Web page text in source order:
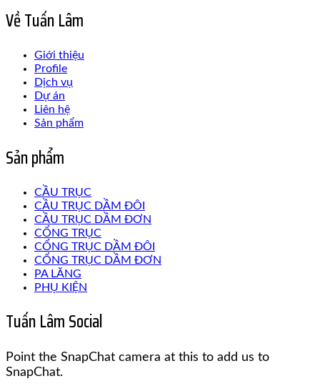
Về Tuấn Lâm
Giới thiệu
Profile
Dịch vụ
Dự án
Liên hệ
Sản phẩm
Sản phẩm
CẦU TRỤC
CẦU TRỤC DẦM ĐÔI
CẦU TRỤC DẦM ĐƠN
CỔNG TRỤC
CỔNG TRỤC DẦM ĐÔI
CỔNG TRỤC DẦM ĐƠN
PA LĂNG
PHỤ KIỆN
Tuấn Lâm Social
Point the SnapChat camera at this to add us to
SnapChat.